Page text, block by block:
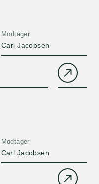
Modtager
Carl Jacobsen
Modtager
Carl Jacobsen